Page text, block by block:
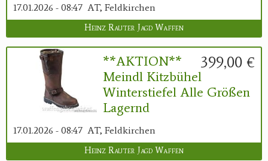
17.01.2026 - 08:47 AT, Feldkirchen
Heinz Rauter Jagd Waffen
399,00 €
**AKTION**
Meindl Kitzbühel
Winterstiefel Alle Größen
Lagernd
17.01.2026 - 08:47 AT, Feldkirchen
Heinz Rauter Jagd Waffen